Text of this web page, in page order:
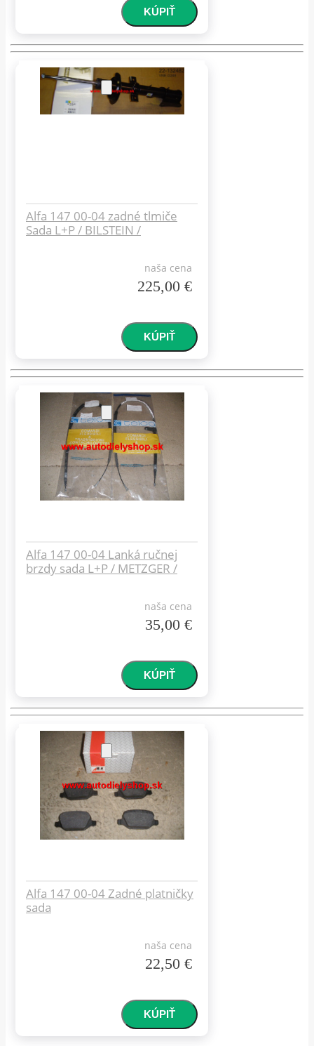
Alfa 147 00-04 zadné tlmiče
Sada L+P / BILSTEIN /
naša cena
225,00 €
Alfa 147 00-04 Lanká ručnej
brzdy sada L+P / METZGER /
naša cena
35,00 €
Alfa 147 00-04 Zadné platničky
sada
naša cena
22,50 €